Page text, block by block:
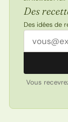
Des
Des idées de
Adresse
Vous